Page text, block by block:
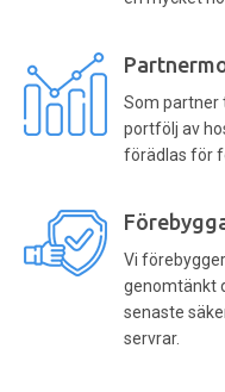
Som partner
portfölj av
förädlas för
Vi
genomtänkt
senaste
servrar.